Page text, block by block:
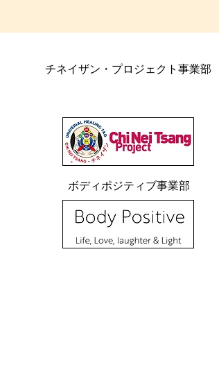
チネイザン・プロジェクト事業部
ボディポジティブ事業部